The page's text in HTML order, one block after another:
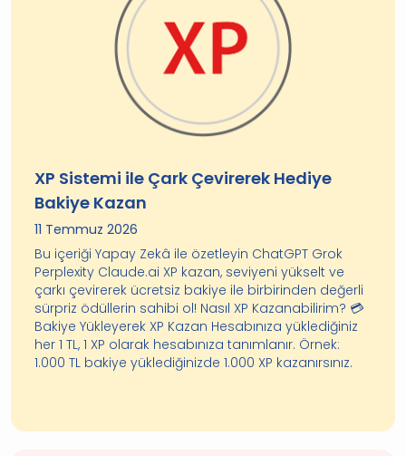
XP Sistemi ile Çark Çevirerek Hediye
Bakiye Kazan
11 Temmuz 2026
Bu içeriği Yapay Zekâ ile özetleyin ChatGPT Grok
Perplexity Claude.ai XP kazan, seviyeni yükselt ve
çarkı çevirerek ücretsiz bakiye ile birbirinden değerli
sürpriz ödüllerin sahibi ol! Nasıl XP Kazanabilirim? 💳
Bakiye Yükleyerek XP Kazan Hesabınıza yüklediğiniz
her 1 TL, 1 XP olarak hesabınıza tanımlanır. Örnek:
1.000 TL bakiye yüklediğinizde 1.000 XP kazanırsınız.